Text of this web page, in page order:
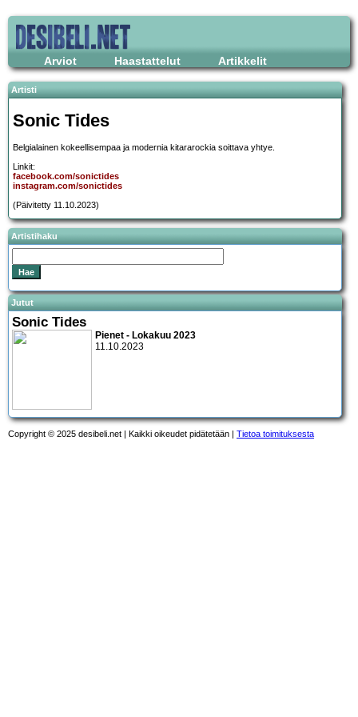
Arviot Haastattelut Artikkelit
Artisti
Sonic Tides
Belgialainen kokeellisempaa ja modernia kitararockia soittava yhtye.
Linkit:
facebook.com/sonictides
instagram.com/sonictides
(Päivitetty 11.10.2023)
Artistihaku
Jutut
Sonic Tides
Pienet - Lokakuu 2023
11.10.2023
Copyright © 2025 desibeli.net | Kaikki oikeudet pidätetään | Tietoa toimituksesta